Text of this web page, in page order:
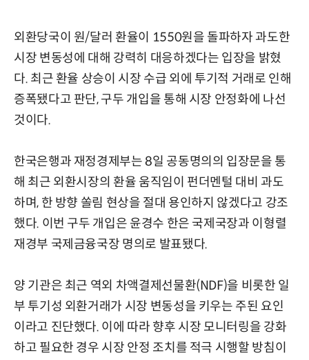
외환당국이 원/달러 환율이 1550원을 돌파하자 과도한
시장 변동성에 대해 강력히 대응하겠다는 입장을 밝혔
다. 최근 환율 상승이 시장 수급 외에 투기적 거래로 인해
증폭됐다고 판단, 구두 개입을 통해 시장 안정화에 나선
것이다.
한국은행과 재정경제부는 8일 공동명의의 입장문을 통
해 최근 외환시장의 환율 움직임이 펀더멘털 대비 과도
하며, 한 방향 쏠림 현상을 절대 용인하지 않겠다고 강조
했다. 이번 구두 개입은 윤경수 한은 국제국장과 이형렬
재경부 국제금융국장 명의로 발표됐다.
양 기관은 최근 역외 차액결제선물환(NDF)을 비롯한 일
부 투기성 외환거래가 시장 변동성을 키우는 주된 요인
이라고 진단했다. 이에 따라 향후 시장 모니터링을 강화
하고 필요한 경우 시장 안정 조치를 적극 시행할 방침이